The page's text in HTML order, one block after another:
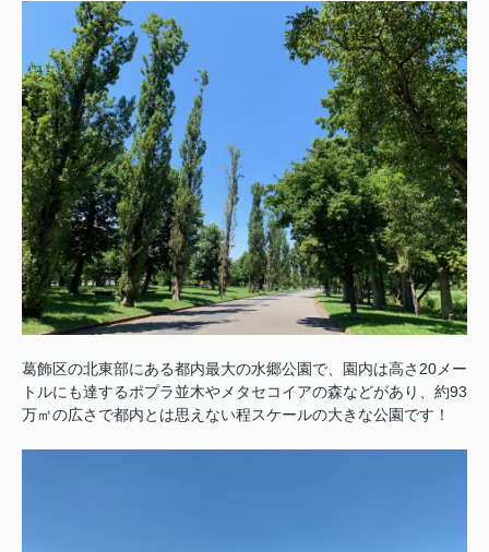
葛飾区の北東部にある都内最大の水郷公園で、園内は高さ20メー
トルにも達するポプラ並木やメタセコイアの森などがあり、約93
万㎡の広さで都内とは思えない程スケールの大きな公園です！